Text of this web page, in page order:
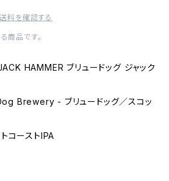
送料を確認する
商品です。
HAMMER ブリュードッグ ジャック
Brewery - ブリュードッグ／スコッ
ーストIPA